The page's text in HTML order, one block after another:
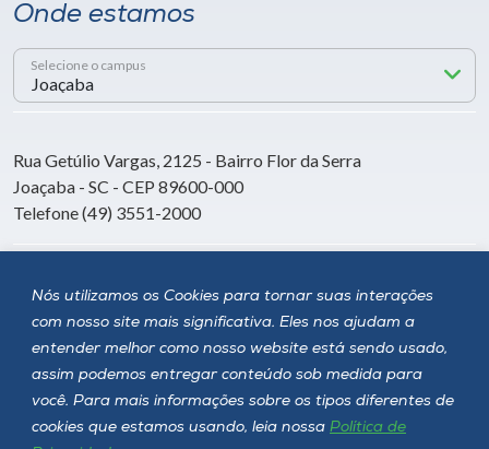
Nós utilizamos os Cookies para tornar suas interações
com nosso site mais significativa. Eles nos ajudam a
entender melhor como nosso website está sendo usado,
assim podemos entregar conteúdo sob medida para
você. Para mais informações sobre os tipos diferentes de
cookies que estamos usando, leia nossa Política de
Onde estamos
Selecione o campus
Rua Getúlio Vargas, 2125 - Bairro Flor da Serra
Joaçaba - SC - CEP 89600-000
Telefone (49) 3551-2000
Siga a Unoesc